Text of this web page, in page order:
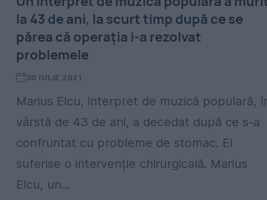
la 43 de ani, la scurt timp după ce se
părea că operația i-a rezolvat
problemele
30 IULIE 2021
Marius Elcu, interpret de muzică populară,
vârstă de 43 de ani, a decedat după ce s-a
confruntat cu probleme de stomac. El
suferise o intervenție chirurgicală. Marius
Elcu, un...